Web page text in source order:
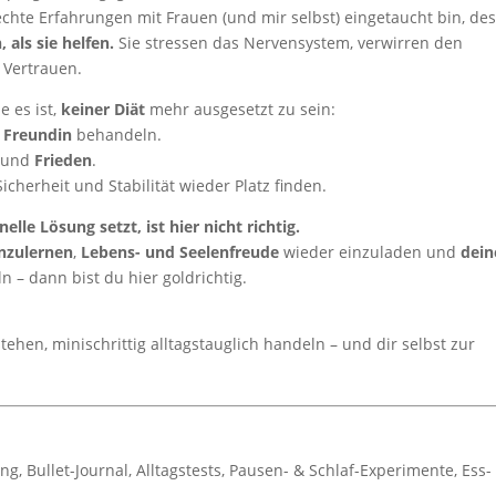
Erfahrungen mit Frauen (und mir selbst) eingetaucht bin,
als sie helfen. Sie stressen das Nervensystem, verwirren den
es ist, keiner Diät mehr ausgesetzt zu sein:
behandeln.
Frieden.
und Stabilität wieder Platz finden.
Lösung setzt, ist hier nicht richtig.
, Lebens- und Seelenfreude wieder einzuladen und
– dann bist du hier goldrichtig.
minischrittig alltagstauglich handeln – und dir selbst zur
Bullet-Journal, Alltagstests, Pausen- & Schlaf-Experimente,